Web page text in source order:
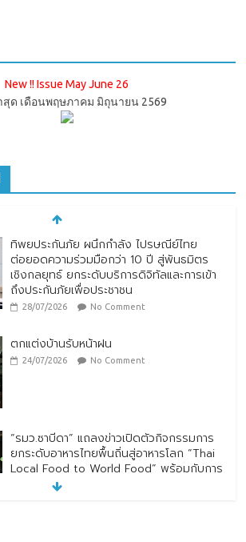
New !! Issue May June 26
ด เดือนพฤษภาคม มิถุนายน 2569
ทิพยประกันภัย ผนึกกำลัง ไปรษณีย์ไทย
ต่อยอดความร่วมมือกว่า 10 ปี สู่พันธมิตร
เชิงกลยุทธ์ ยกระดับบริการดิจิทัลและการเข้า
ถึงประกันภัยเพื่อประชาชน
28/07/2026 No Comment
ตกแต่งบ้านรับหน้าฝน
24/07/2026 No Comment
“รมว.ซาบีดา” แถลงข่าวเปิดตัวกิจกรรมการ
ยกระดับอาหารไทยพื้นถิ่นสู่อาหารโลก “Thai
Local Food to World Food” พร้อมกับการ
เปิดตัวตราสัญลักษณ์ “Thailand Best